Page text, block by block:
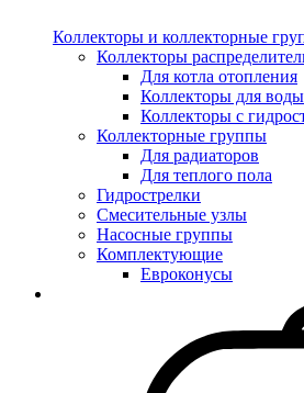
Коллекторы и коллекторные
Коллекторы
Для котла отопления
Коллекторы для воды
Коллекторы с
Коллекторные группы
Для радиаторов
Для теплого пола
Гидрострелки
Смесительные узлы
Насосные группы
Комплектующие
Евроконусы